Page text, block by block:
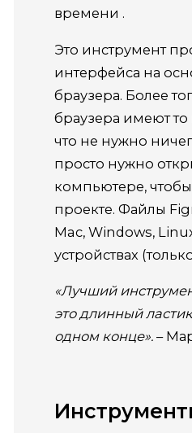
времени .
Это инструмент
интерфейса на
браузера. Более
браузера имеют
что не нужно
просто нужно
компьютере, чтобы
проекте. Файлы
Mac, Windows,
устройствах
«Лучший
это длинный
одном конце». –